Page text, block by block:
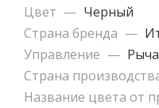
Цвет — Черный
Страна бренда —
Управление —
Страна
Название цвета от